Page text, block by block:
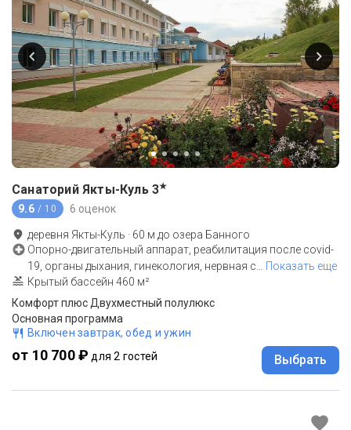
Санаторий Якты-Куль 3★
9.6 / 10 6 оценок
деревня Якты-Куль · 60 м до озера Банного
Опорно-двигательный аппарат, реабилитация после covid-
19, органы дыхания, гинекология, нервная с… Показать еще
Крытый бассейн 460 м²
Комфорт плюс Двухместный полулюкс
Основная программа
Включен завтрак, обед и ужин
от 10 700 ₽ для 2 гостей Выбрать